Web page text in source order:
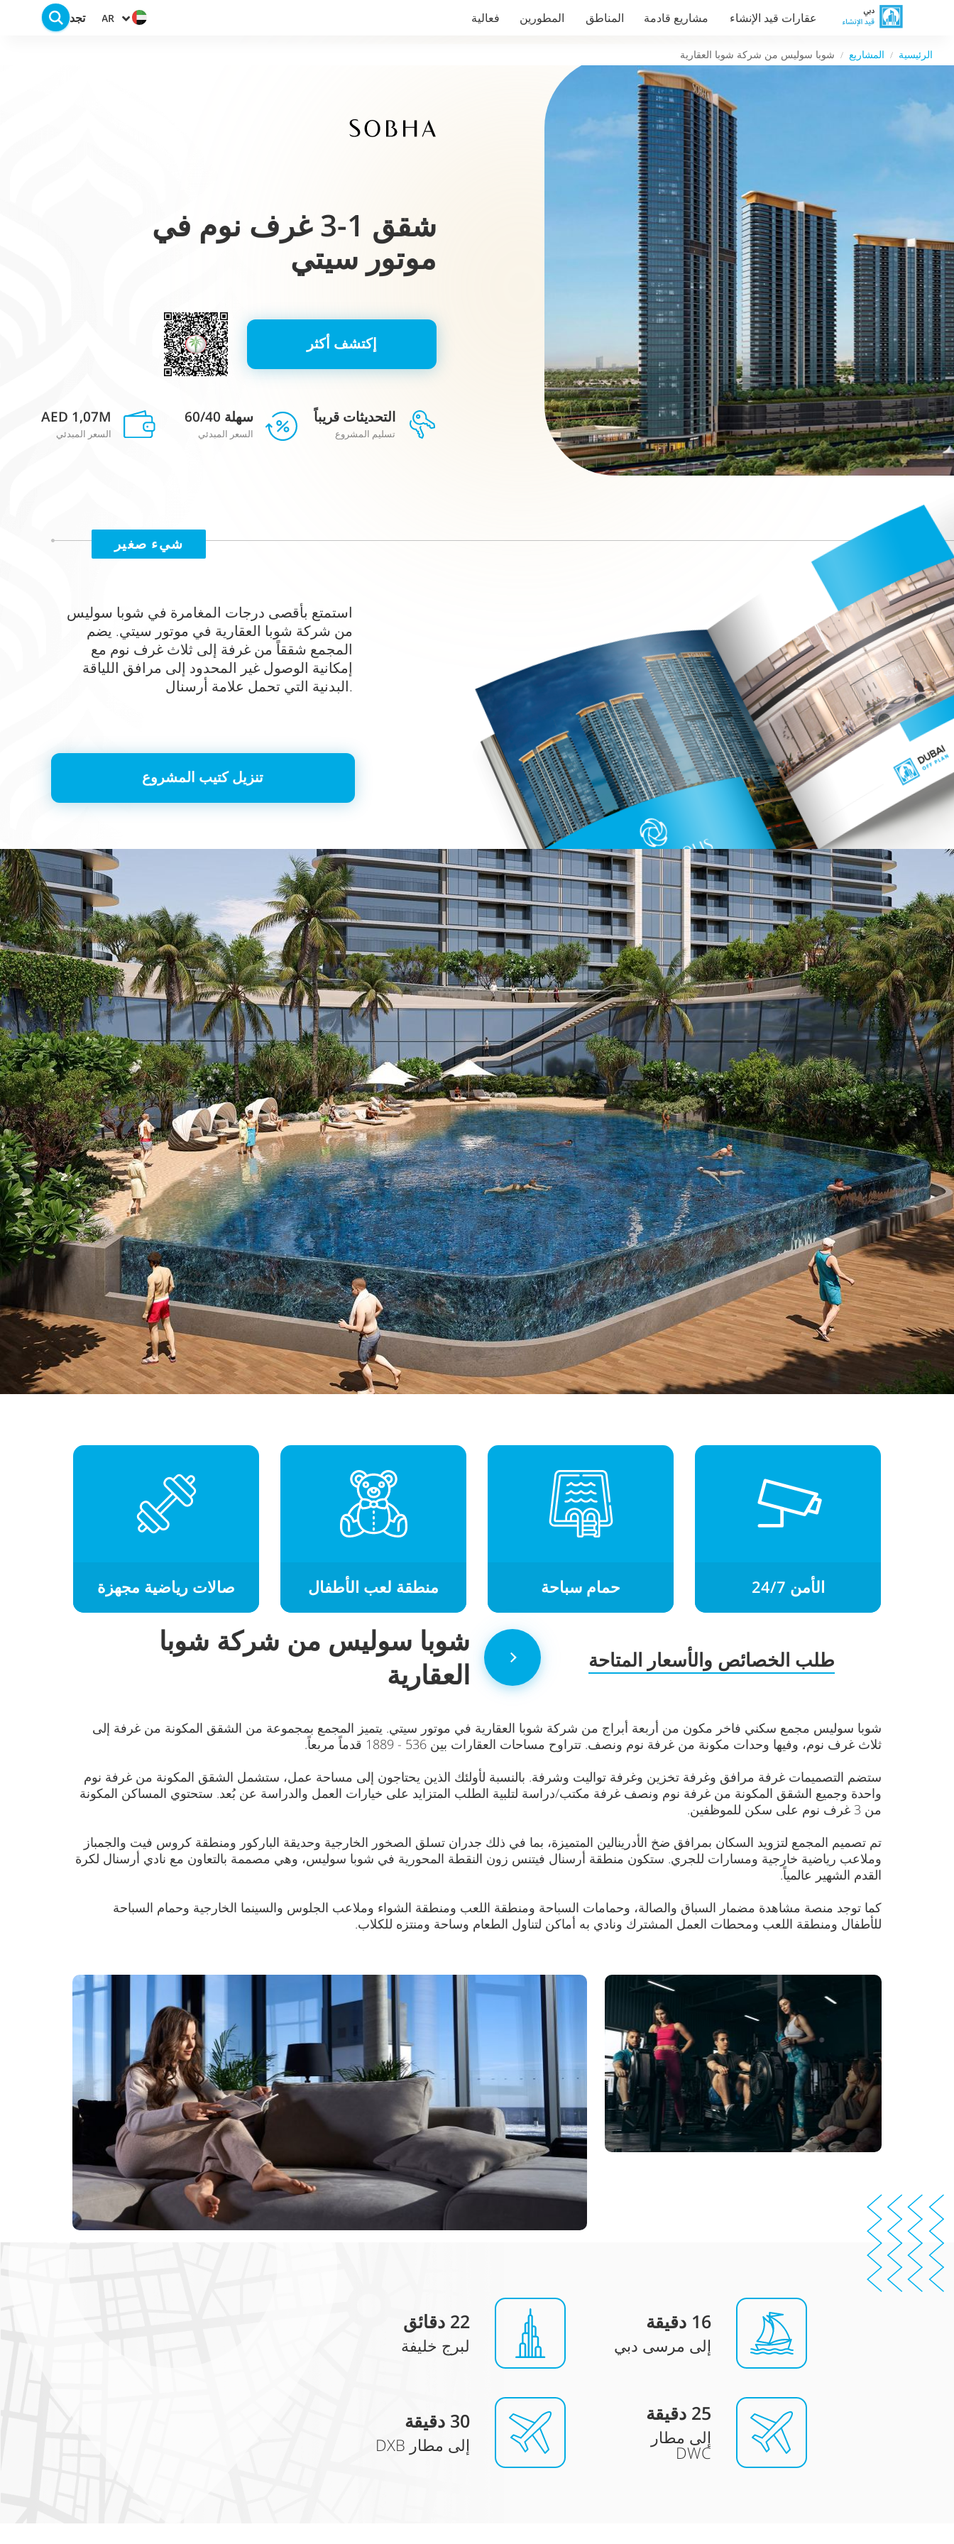
الرئيسية / المشاريع / شوبا سوليس من شركة شوبا العقارية
تجد AR فعالية المطورين المناطق مشاريع قادمة عقارات قيد الإنشاء
استمتع بأقصى درجات المغامرة في شوبا سوليس
من شركة شوبا العقارية في موتور سيتي. يضم
المجمع شققاً من غرفة إلى ثلاث غرف نوم مع
إمكانية الوصول غير المحدود إلى مرافق اللياقة
البدنية التي تحمل علامة أرسنال.
تنزيل كتيب المشروع
شقق 1-3 غرف نوم في
موتور سيتي
إكتشف أكثر
سهلة 60/40
السعر المبدئي
التحديثات قريباً
تسليم المشروع
AED 1,07M
السعر المبدئي
صالات رياضية مجهزة منطقة لعب الأطفال حمام سباحة 24/7 الأمن
شوبا سوليس من شركة شوبا
العقارية
طلب الخصائص والأسعار المتاحة
شوبا سوليس مجمع سكني فاخر مكون من أربعة أبراج من شركة شوبا العقارية في موتور سيتي. يتميز المجمع بمجموعة من الشقق المكونة من غرفة إلى
ثلاث غرف نوم، وفيها وحدات مكونة من غرفة نوم ونصف. تتراوح مساحات العقارات بين 536 - 1889 قدماً مربعاً.
ستضم التصميمات غرفة مرافق وغرفة تخزين وغرفة تواليت وشرفة. بالنسبة لأولئك الذين يحتاجون إلى مساحة عمل، ستشمل الشقق المكونة من غرفة نوم
واحدة وجميع الشقق المكونة من غرفة نوم ونصف غرفة مكتب/دراسة لتلبية الطلب المتزايد على خيارات العمل والدراسة عن بُعد. ستحتوي المساكن المكونة
من 3 غرف نوم على سكن للموظفين.
تم تصميم المجمع لتزويد السكان بمرافق ضخ الأدرينالين المتميزة، بما في ذلك جدران تسلق الصخور الخارجية وحديقة الباركور ومنطقة كروس فيت والجمباز
وملاعب رياضية خارجية ومسارات للجري. ستكون منطقة أرسنال فيتنس زون النقطة المحورية في شوبا سوليس، وهي مصممة بالتعاون مع نادي أرسنال لكرة
القدم الشهير عالمياً.
كما توجد منصة مشاهدة مضمار السباق والصالة، وحمامات السباحة ومنطقة اللعب ومنطقة الشواء وملاعب الجلوس والسينما الخارجية وحمام السباحة
للأطفال ومنطقة اللعب ومحطات العمل المشترك ونادي به أماكن لتناول الطعام وساحة ومنتزه للكلاب.
22 دقائق
لبرج خليفة
16 دقيقة
إلى مرسى دبي
30 دقيقة
إلى مطار DXB
25 دقيقة
إلى مطار
DWC